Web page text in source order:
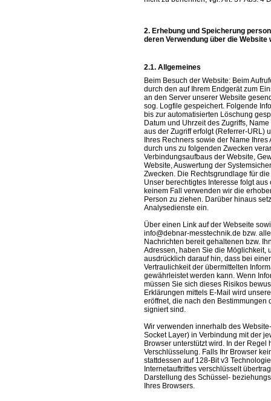
Erhebung und Speicherung
deren Verwendung über die
Allgemeines
Beim Besuch der Website: Beim
durch den auf Ihrem Endgerät zum
an den Server unserer Website
sog. Logfile gespeichert. Folgende
bis zur automatisierten Löschung
Datum und Uhrzeit des Zugriffs,
aus der Zugriff erfolgt (Referrer-URL)
Ihres Rechners sowie der Name
durch uns zu folgenden Zwecken
Verbindungsaufbaus der Website,
Website, Auswertung der
Zwecken. Die Rechtsgrundlage für
Unser berechtigtes Interesse folgt
keinem Fall verwenden wir die
Person zu ziehen. Darüber hinaus
Analysedienste ein.
Über einen Link auf der Webseite
info@debnar-messtechnik.de bzw.
Nachrichten bereit gehaltenen bzw.
Adressen, haben Sie die Möglichkeit,
ausdrücklich darauf hin, dass bei
Vertraulichkeit der übermittelten
gewährleistet werden kann. Wenn
müssen Sie sich dieses Risikos
Erklärungen mittels E-Mail wird
eröffnet, die nach den
signiert sind.
Wir verwenden innerhalb des
Socket Layer) in Verbindung mit der
Browser unterstützt wird. In der
Verschlüsselung. Falls Ihr Browser
stattdessen auf 128-Bit v3
Internetauftrittes verschlüsselt
Darstellung des Schüssel-
Ihres Browsers.